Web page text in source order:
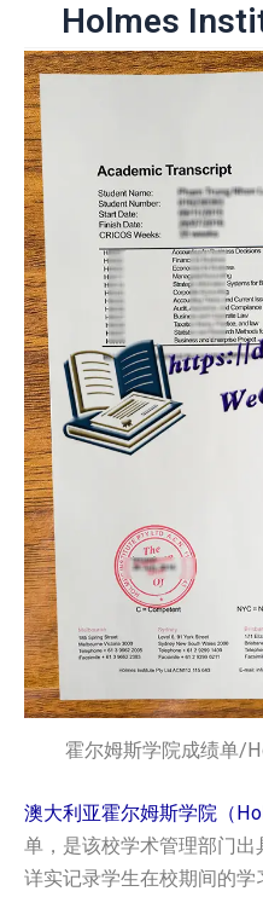
Holmes
霍尔姆斯学院成绩单/
澳大利亚霍尔姆斯学院（
单，是该校学术管理部门
详实记录学生在校期间的